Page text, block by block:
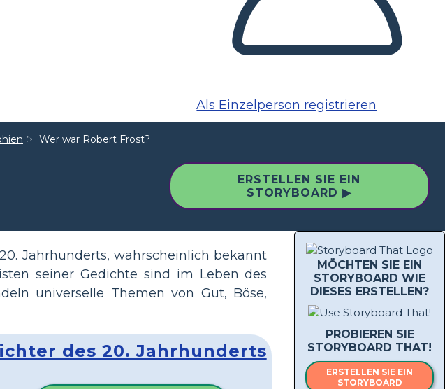
Als Einzelperson registrieren
Wer war Robert Frost?
ERSTELLEN SIE EIN
STORYBOARD ▶
MÖCHTEN SIE EIN
STORYBOARD WIE
DIESES ERSTELLEN?
PROBIEREN SIE
STORYBOARD THAT!
ERSTELLEN SIE EIN
STORYBOARD
Jahrhunderts, wahrscheinlich bekannt
seiner Gedichte sind im Leben des
universelle Themen von Gut, Böse,
des 20. Jahrhunderts